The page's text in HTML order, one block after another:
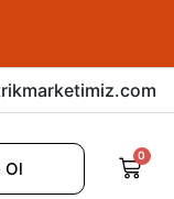
Ol
0